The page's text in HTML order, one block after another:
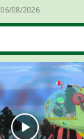
06/08/2026